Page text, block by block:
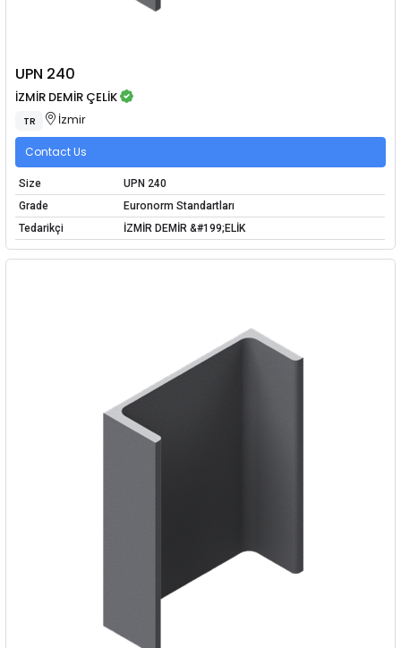
UPN 240
İZMİR DEMİR ÇELİK
TR İzmir
Contact Us
Size
UPN 240
Grade
Euronorm Standartları
Tedarikçi
İZMİR DEMİR &#199;ELİK